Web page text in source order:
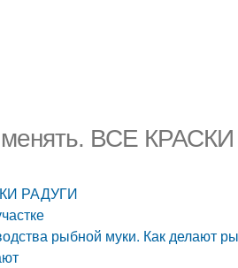
ВСЕ
РАДУГИ
рыбной муки. Как делают